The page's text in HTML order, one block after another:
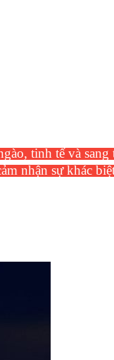
tinh tế và
nhận sự khác